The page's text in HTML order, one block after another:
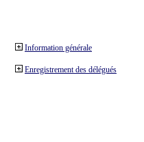
Information générale
Enregistrement des délégués